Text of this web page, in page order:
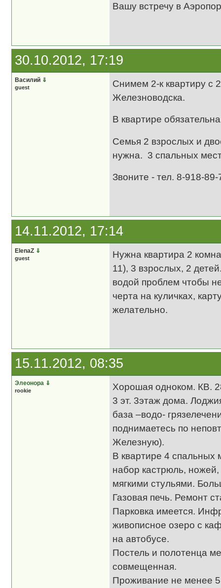
Вашу встречу в
30.10.2012, 17:19
Василий ⇓
guest
Снимем 2-к квартиру с
Железноводска.
В квартире
Семья 2 взрослых и
нужна. 3 спальных
Звоните - тел. 8-918-
14.11.2012, 17:14
ElenaZ ⇓
guest
Нужна квартира 2
11), 3 взрослых, 2
водой проблем чтобы
черта на куличках,
желательно.
15.11.2012, 08:35
Элеонора ⇓
rookie
Хорошая одноком. КВ.
3 эт. 3этаж дома.
база –водо-
поднимаетесь по
Железную).
В квартире 4 спальных
набор кастрюль,
мягкими стульями.
Газовая печь. Ремонт
Парковка имеется.
живописное озеро с
на автобусе.
Постель и полотенца
совмещенная.
Проживание не менее